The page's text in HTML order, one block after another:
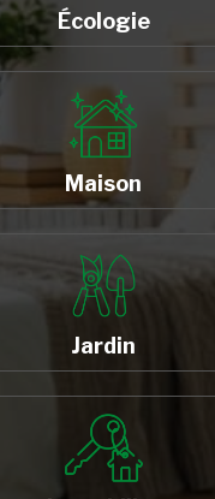
Écologie
Maison
Jardin